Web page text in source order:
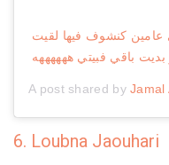
عامين كنشوف فيها لقيت
بديت باقي فبيتي ههههههه
A post shared byJamal
6. Loubna Jaouhari